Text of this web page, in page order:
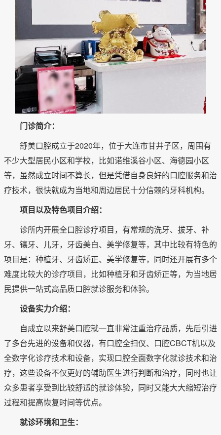
门诊简介：
舒美口腔成立于2020年，位于大连市甘井子区，周围有
不少大型居民小区和学校，比如诺维溪谷小区、海德园小区
等，虽然成立时间不算长，但是凭借自身良好的口腔服务和治
疗技术，很快就成为当地和周边居民十分信赖的牙科机构。
项目以及特色项目介绍：
诊所内开展全口腔诊疗项目，有常规的洗牙、拔牙、补
牙、镶牙、儿牙，牙齿美白、美学修复等，其中比较有特色的
项目是：种植牙、牙齿矫正、美学修复等，同时还开展有多个
难度比较大的诊疗项目，比如种植牙和牙齿矫正等，为当地居
民提供一站式高品质口腔就诊服务和体验。
设备实力介绍：
自成立以来舒美口腔就一直非常注重治疗品质，先后引进
了多台先进的设备和仪器，有口腔全扫仪、口腔CBCT机以及
全数字化诊疗技术和设备，实现口腔全面数字化就诊技术和治
疗，这些设备不仅更好的辅助医生进行判断和治疗，同时也让
众多患者享受到比较舒适的就诊体验，同时又能大大缩短治疗
过程和提高恢复时间等优点。
就诊环境和卫生：